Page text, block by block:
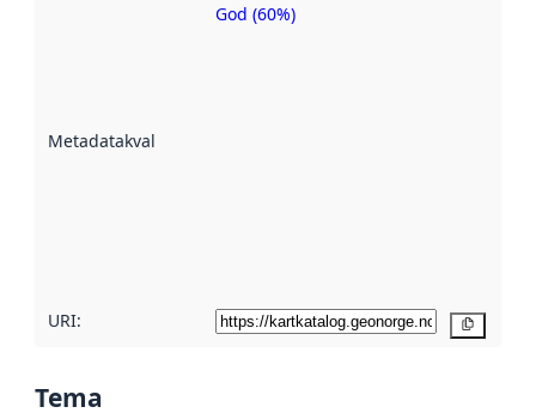
Metadatakvalitet
Metadatakvalitet
God (60%)
URI:
Tema